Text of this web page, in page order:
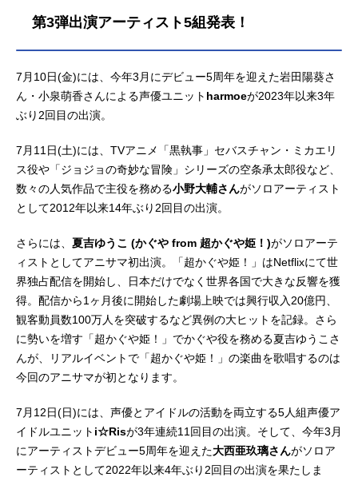
第3弾出演アーティスト5組発表！
7月10日(金)には、今年3月にデビュー5周年を迎えた岩田陽葵さ
ん・小泉萌香さんによる声優ユニット harmoeが2023年以来3年
ぶり2回目の出演。
7月11日(土)には、TVアニメ「黒執事」セバスチャン・ミカエリ
ス役や「ジョジョの奇妙な冒険」シリーズの空条承太郎役など、
数々の人気作品で主役を務める小野大輔さんがソロアーティスト
として2012年以来14年ぶり2回目の出演。
さらには、 夏吉ゆうこ (かぐや from 超かぐや姫！)がソロアーテ
ィストとしてアニサマ初出演。「超かぐや姫！」はNetflixにて世
界独占配信を開始し、日本だけでなく世界各国で大きな反響を獲
得。配信から1ヶ月後に開始した劇場上映では興行収入20億円、
観客動員数100万人を突破するなど異例の大ヒットを記録。さら
に勢いを増す「超かぐや姫！」でかぐや役を務める夏吉ゆうこさ
んが、リアルイベントで「超かぐや姫！」の楽曲を歌唱するのは
今回のアニサマが初となります。
7月12日(日)には、声優とアイドルの活動を両立する5人組声優ア
イドルユニット i☆Risが3年連続11回目の出演。そして、今年3月
にアーティストデビュー5周年を迎えた大西亜玖璃さんがソロア
ーティストとして2022年以来4年ぶり2回目の出演を果たしま